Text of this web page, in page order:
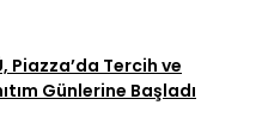
Piazza’da Tercih ve
Günlerine Başladı